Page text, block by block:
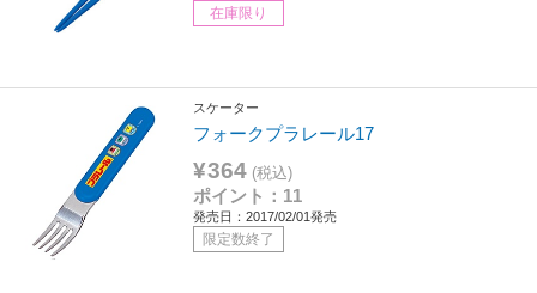
在庫限り
スケーター
フォークプラレール17
¥364 (税込)
ポイント：11
発売日：2017/02/01発売
限定数終了